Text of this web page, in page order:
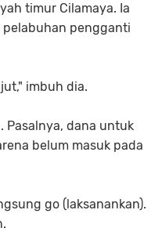
timur Cilamaya. Ia
pengganti
imbuh dia.
Pasalnya, dana untuk
belum masuk pada
go (laksanankan).